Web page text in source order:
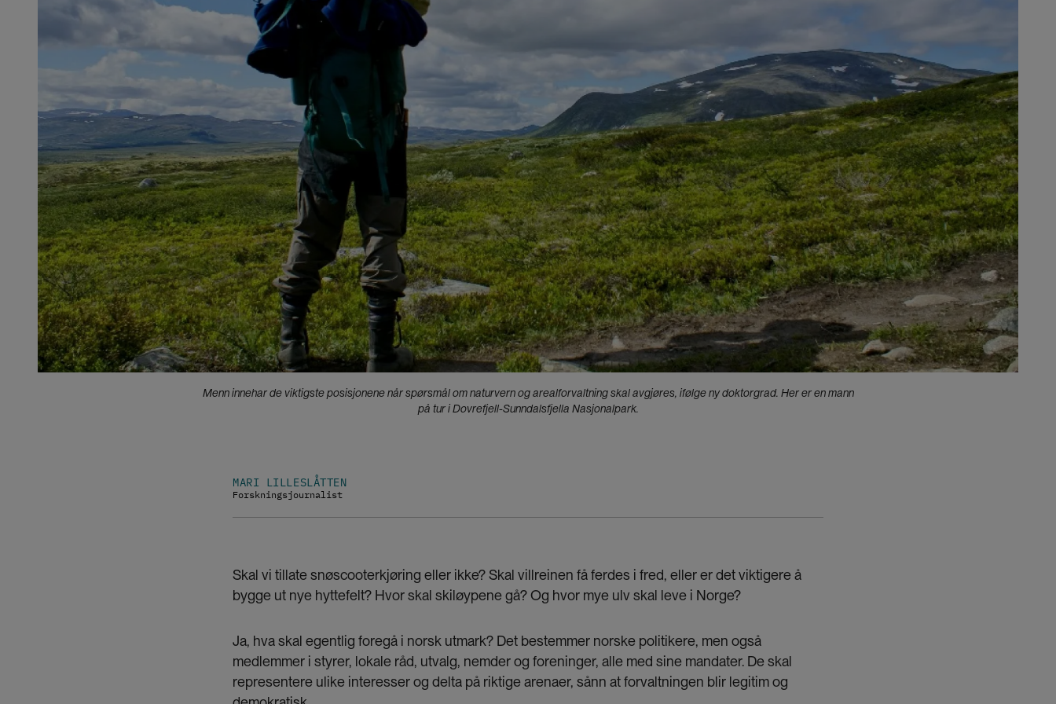
Menn innehar de viktigste posisjonene når spørsmål om naturvern og arealforvaltning skal avgjøres, ifølge ny doktorgrad. Her er en mann
på tur i Dovrefjell-Sunndalsfjella Nasjonalpark.
MARI LILLESLÅTTEN
Forskningsjournalist
Skal vi tillate snøscooterkjøring eller ikke? Skal villreinen få ferdes i fred, eller er det viktigere å
bygge ut nye hyttefelt? Hvor skal skiløypene gå? Og hvor mye ulv skal leve i Norge?
Ja, hva skal egentlig foregå i norsk utmark? Det bestemmer norske politikere, men også
medlemmer i styrer, lokale råd, utvalg, nemder og foreninger, alle med sine mandater. De skal
representere ulike interesser og delta på riktige arenaer, sånn at forvaltningen blir legitim og